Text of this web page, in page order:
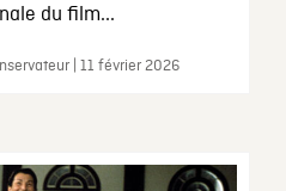
du film...
| 11 février 2026